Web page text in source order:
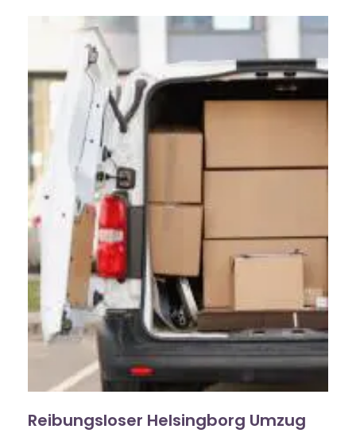
Reibungsloser Helsingborg Umzug